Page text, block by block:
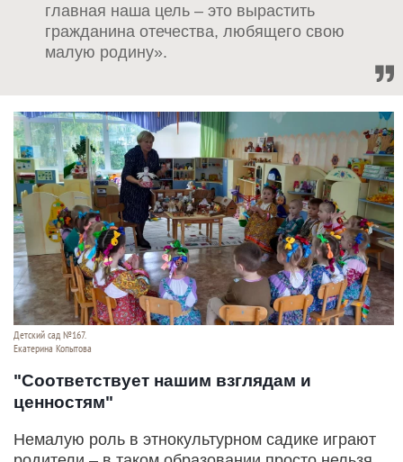
главная наша цель – это вырастить
гражданина отечества, любящего свою
малую родину».
Детский сад №167.
Екатерина Копытова
"Соответствует нашим взглядам и
ценностям"
Немалую роль в этнокультурном садике играют